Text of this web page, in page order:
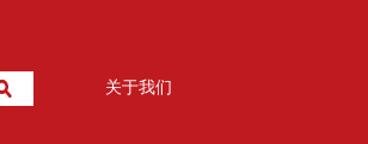
关于我们